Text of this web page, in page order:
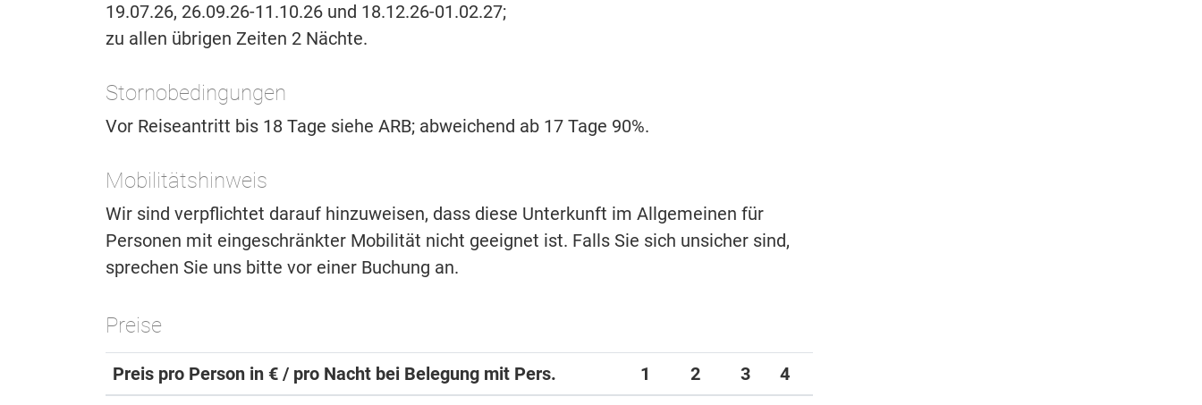
19.07.26, 26.09.26-11.10.26 und 18.12.26-01.02.27;
zu allen übrigen Zeiten 2 Nächte.
Stornobedingungen
Vor Reiseantritt bis 18 Tage siehe ARB; abweichend ab 17 Tage 90%.
Mobilitätshinweis
Wir sind verpflichtet darauf hinzuweisen, dass diese Unterkunft im Allgemeinen für
Personen mit eingeschränkter Mobilität nicht geeignet ist. Falls Sie sich unsicher sind,
sprechen Sie uns bitte vor einer Buchung an.
Preise
Preis pro Person in € / pro Nacht bei Belegung mit Pers. 1 2 3
4